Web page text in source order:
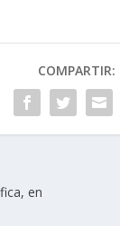
COMPARTIR:
en